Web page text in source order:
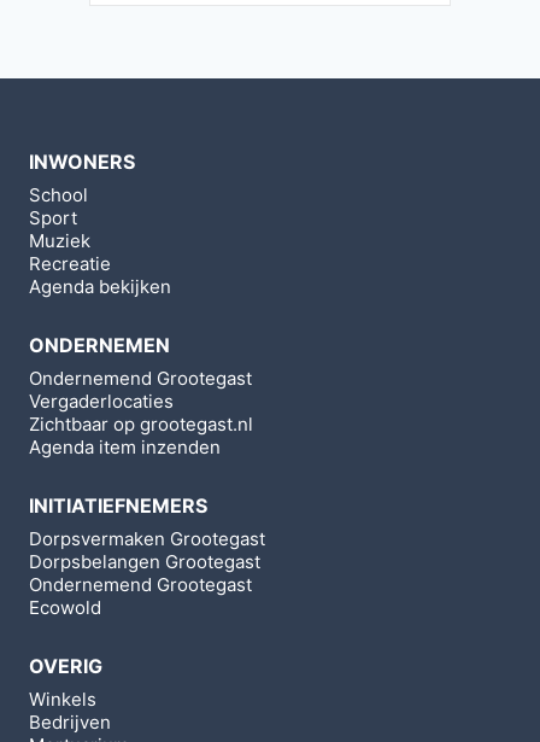
INWONERS
School
Sport
Muziek
Recreatie
Agenda bekijken
ONDERNEMEN
Ondernemend Grootegast
Vergaderlocaties
Zichtbaar op grootegast.nl
Agenda item inzenden
INITIATIEFNEMERS
Dorpsvermaken Grootegast
Dorpsbelangen Grootegast
Ondernemend Grootegast
Ecowold
OVERIG
Winkels
Bedrijven